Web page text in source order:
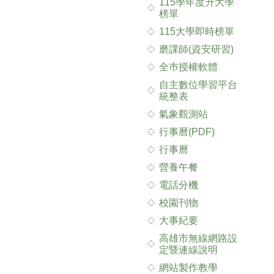
115學年度升大學
榜單
115大學即時榜單
磨課師(資安研習)
全巿授權軟體
自主數位學習平台
統整表
氣象觀測站
行事曆(PDF)
行事曆
營養午餐
電話分機
校園刊物
大事紀要
高雄市無線網路設
定暨連線說明
網站製作教學